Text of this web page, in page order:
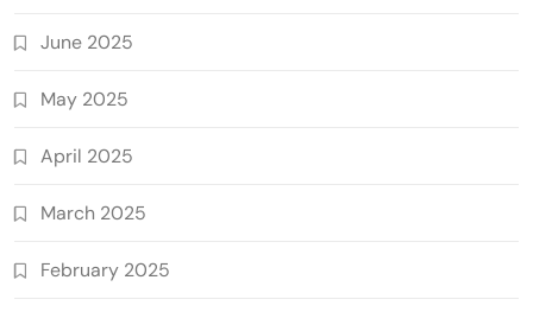
June 2025
May 2025
April 2025
March 2025
February 2025